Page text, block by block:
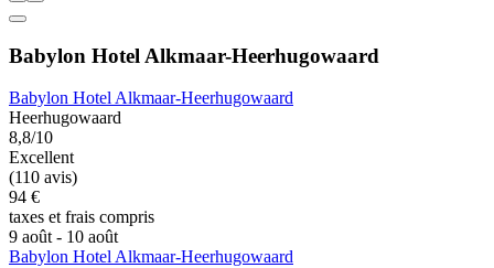
Babylon Hotel Alkmaar-Heerhugowaard
Babylon Hotel Alkmaar-Heerhugowaard
Heerhugowaard
8,8/10
Excellent
(110 avis)
94 €
taxes et frais compris
9 août - 10 août
Babylon Hotel Alkmaar-Heerhugowaard